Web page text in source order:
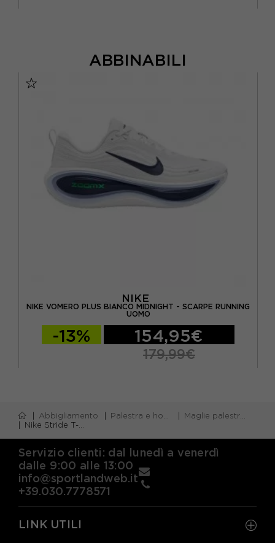
ABBINABILI
NIKE
NIKE VOMERO PLUS BIANCO MIDNIGHT - SCARPE RUNNING
UOMO
-13% 154,95€
179,99€
Abbigliamento Palestra e home gym
Maglie palestra m/corta
Nike Stride T-Shirt Running Bianco Reflective Argento Uomo
Servizio clienti: dal lunedì a venerdì
dalle 9:00 alle 13:00
info@sportlandweb.it
+39.030.7778571
LINK UTILI